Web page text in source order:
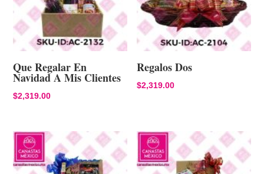
Que Regalar En
Navidad A Mis Clientes
$2,319.00
Regalos Dos
$2,319.00